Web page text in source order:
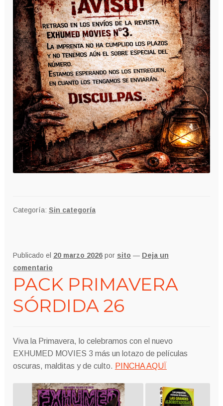
Categoría: Sin categoría
Publicado el 20 marzo 2026 por sito — Deja un
comentario
PACK PRIMAVERA
SÓRDIDA 26
Viva la Primavera, lo celebramos con el nuevo
EXHUMED MOVIES 3 más un lotazo de películas
oscuras, malditas y de culto. PINCHA AQUÏ